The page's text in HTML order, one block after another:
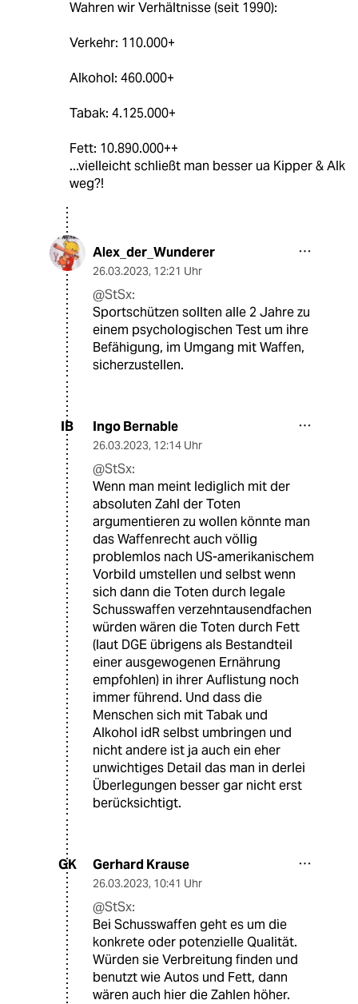
Wahren wir Verhältnisse (seit 1990):
Verkehr: 110.000+
Alkohol: 460.000+
Tabak: 4.125.000+
Fett: 10.890.000++
...vielleicht schließt man besser ua Kipper & Alk
weg?!
Alex_der_Wunderer
26.03.2023, 12:21 Uhr
@StSx:
Sportschützen sollten alle 2 Jahre zu
einem psychologischen Test um ihre
Befähigung, im Umgang mit Waffen,
sicherzustellen.
IB Ingo Bernable
26.03.2023, 12:14 Uhr
@StSx:
Wenn man meint lediglich mit der
absoluten Zahl der Toten
argumentieren zu wollen könnte man
das Waffenrecht auch völlig
problemlos nach US-amerikanischem
Vorbild umstellen und selbst wenn
sich dann die Toten durch legale
Schusswaffen verzehntausendfachen
würden wären die Toten durch Fett
(laut DGE übrigens als Bestandteil
einer ausgewogenen Ernährung
empfohlen) in ihrer Auflistung noch
immer führend. Und dass die
Menschen sich mit Tabak und
Alkohol idR selbst umbringen und
nicht andere ist ja auch ein eher
unwichtiges Detail das man in derlei
Überlegungen besser gar nicht erst
berücksichtigt.
GK Gerhard Krause
26.03.2023, 10:41 Uhr
@StSx:
Bei Schusswaffen geht es um die
konkrete oder potenzielle Qualität.
Würden sie Verbreitung finden und
benutzt wie Autos und Fett, dann
wären auch hier die Zahlen höher.